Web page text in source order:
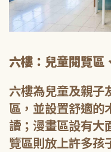
六樓：兒童閱覽
六樓為兒童及親子
區，並設置舒適的
讀；漫畫區設有大
覽區則放上許多孩